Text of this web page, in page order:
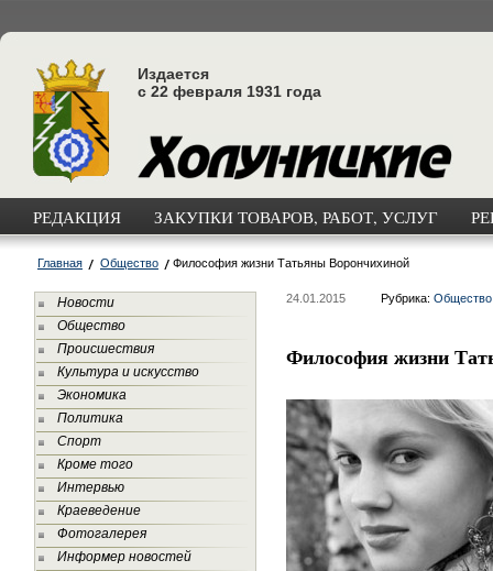
Издается
с 22 февраля 1931 года
РЕДАКЦИЯ ЗАКУПКИ ТОВАРОВ, РАБОТ, УСЛУГ
Главная Общество Философия жизни Татьяны Ворончихиной
Новости
Общество
Происшествия
Культура и искусство
Экономика
Политика
Спорт
Кроме того
Интервью
Краеведение
Фотогалерея
Информер новостей
24.01.2015 Рубрика: Общество
Философия жизни